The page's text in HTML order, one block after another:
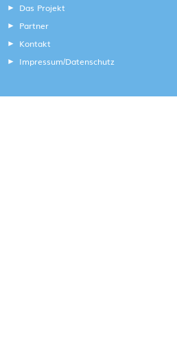
Das Projekt
Partner
Kontakt
Impressum/Datenschutz